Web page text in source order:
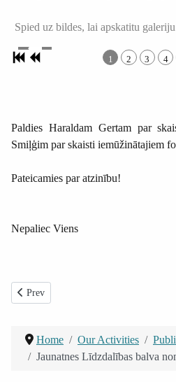
Spied uz bildes, lai apskatitu
1 2 3 4
Paldies Haraldam Gertam par
Smiļģim par skaisti iemūžinātajiem
Pateicamies par atzinību!
Nepaliec Viens
Previous article: Starptautiskās
Prev
Home Our Activities
Jaunatnes Līdzdalības balva